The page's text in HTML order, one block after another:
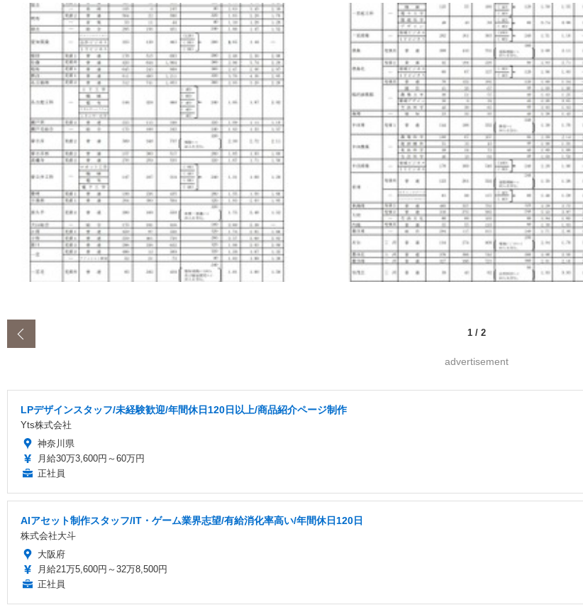
1 / 2
advertisement
LPデザインスタッフ/未経験歓迎/年間休日120日以上/商品紹介ページ制作
Yts株式会社
神奈川県
月給30万3,600円～60万円
正社員
AIアセット制作スタッフ/IT・ゲーム業界志望/有給消化率高い/年間休日120日
株式会社大斗
大阪府
月給21万5,600円～32万8,500円
正社員